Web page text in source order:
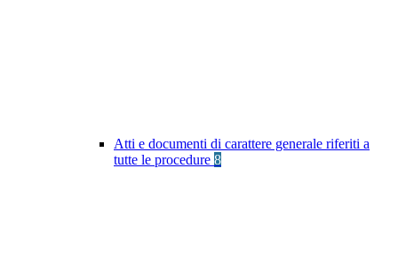
Atti e documenti di carattere generale riferiti a
tutte le procedure 8